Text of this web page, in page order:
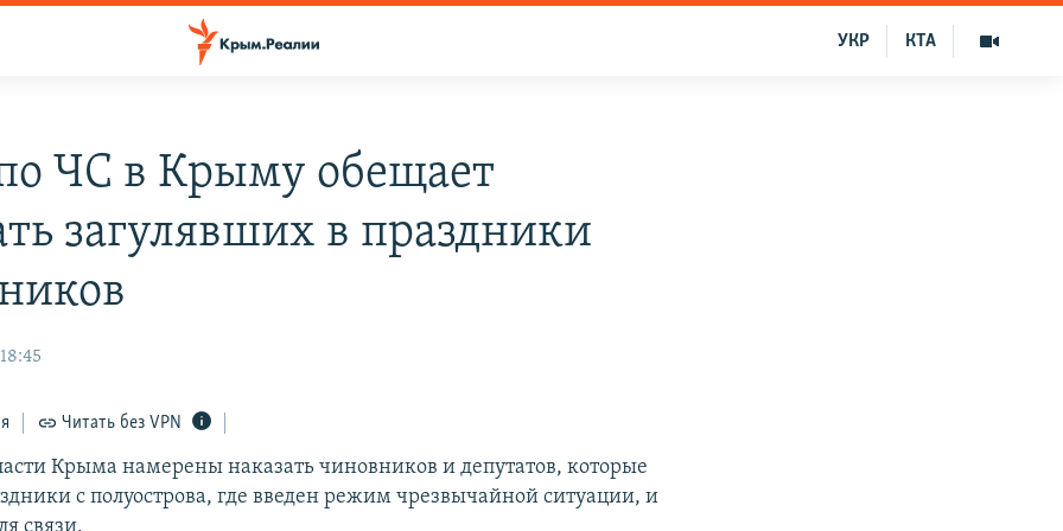
КТА
УКР
ЧС в Крыму обещает
загулявших в праздники
Читать без VPN
Крыма намерены наказать чиновников и депутатов, которые
с полуострова, где введен режим чрезвычайной ситуации, и